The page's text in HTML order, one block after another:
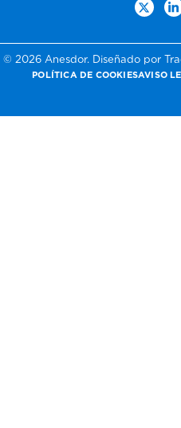
© 2026 Anesdor. Diseñado por
POLÍTICA DE COOKIESAVISO